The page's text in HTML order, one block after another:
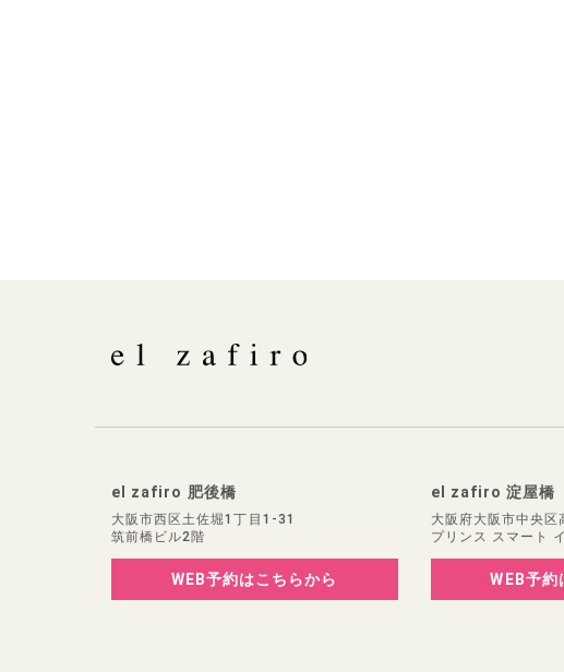
el zafiro 肥後橋
大阪市西区土佐堀1丁目1-31
筑前橋ビル2階
WEB予約はこちらから
el zafiro 淀屋橋
大阪府大阪市中央
プリンス スマート
WEB予約